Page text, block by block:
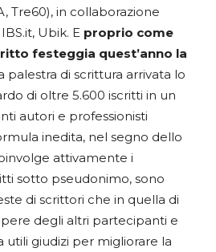
Tre60), in collaborazione
Ubik. E proprio come
festeggia quest’anno la
palestra di scrittura arrivata lo
di oltre 5.600 iscritti in un
autori e professionisti
inedita, nel segno dello
attivamente i
sotto pseudonimo, sono
di scrittori che in quella di
degli altri partecipanti e
utili giudizi per migliorare la